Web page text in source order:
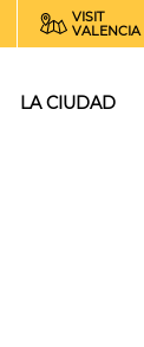
VISIT
VALENCIA
LA CIUDAD